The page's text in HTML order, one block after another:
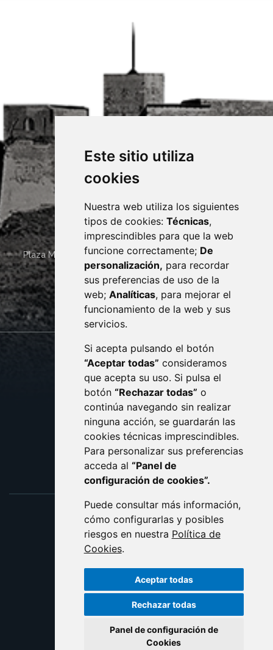
Este sitio utiliza
cookies
Nuestra web utiliza los siguientes
tipos de cookies: Técnicas,
imprescindibles para que la web
funcione correctamente; De
personalización, para recordar
sus preferencias de uso de la
web; Analíticas, para mejorar el
funcionamiento de la web y sus
servicios.
Si acepta pulsando el botón
“Aceptar todas” consideramos
que acepta su uso. Si pulsa el
botón “Rechazar todas” o
continúa navegando sin realizar
ninguna acción, se guardarán las
cookies técnicas imprescindibles.
Para personalizar sus preferencias
acceda al “Panel de
configuración de cookies”.
Puede consultar más información,
cómo configurarlas y posibles
riesgos en nuestra Política de
Cookies.
Aceptar todas
Rechazar todas
Panel de configuración de
Cookies
Plaza Mayor 4 22400 MONZÓN - ARAGÓN (ESPAÑA)
· (34) 974 400 700 ·
sac@monzon.es
monzon.es
CONTACTO
AVISO LEGAL
PROTECCIÓN DE DATOS
POLÍTICA DE COOKIES
ACCESIBILIDAD
ENLACE EXTERNO AL